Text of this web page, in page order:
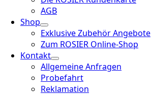
AGB
Shop
Exklusive Zubehör Angebote
Zum ROSIER Online-Shop
Kontakt
Allgemeine Anfragen
Probefahrt
Reklamation